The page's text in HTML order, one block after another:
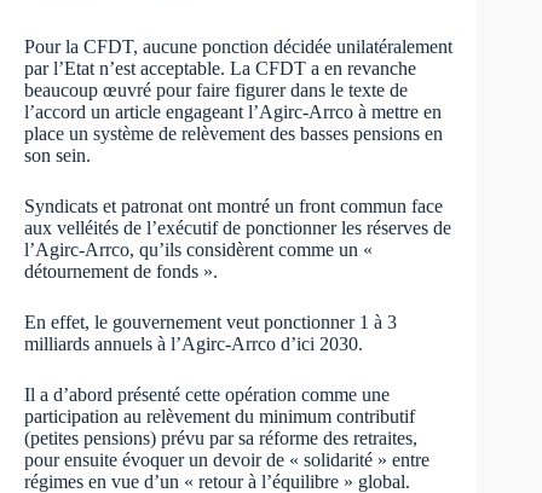
Pour la CFDT, aucune ponction décidée unilatéralement
par l’Etat n’est acceptable. La CFDT a en revanche
beaucoup œuvré pour faire figurer dans le texte de
l’accord un article engageant l’Agirc-Arrco à mettre en
place un système de relèvement des basses pensions en
son sein.
Syndicats et patronat ont montré un front commun face
aux velléités de l’exécutif de ponctionner les réserves de
l’Agirc-Arrco, qu’ils considèrent comme un «
détournement de fonds ».
En effet, le gouvernement veut ponctionner 1 à 3
milliards annuels à l’Agirc-Arrco d’ici 2030.
Il a d’abord présenté cette opération comme une
participation au relèvement du minimum contributif
(petites pensions) prévu par sa réforme des retraites,
pour ensuite évoquer un devoir de « solidarité » entre
régimes en vue d’un « retour à l’équilibre » global.